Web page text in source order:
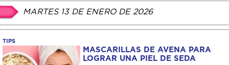
MARTES 13 DE ENERO DE 2026
TIPS
MASCARILLAS DE AVENA PARA
LOGRAR UNA PIEL DE SEDA